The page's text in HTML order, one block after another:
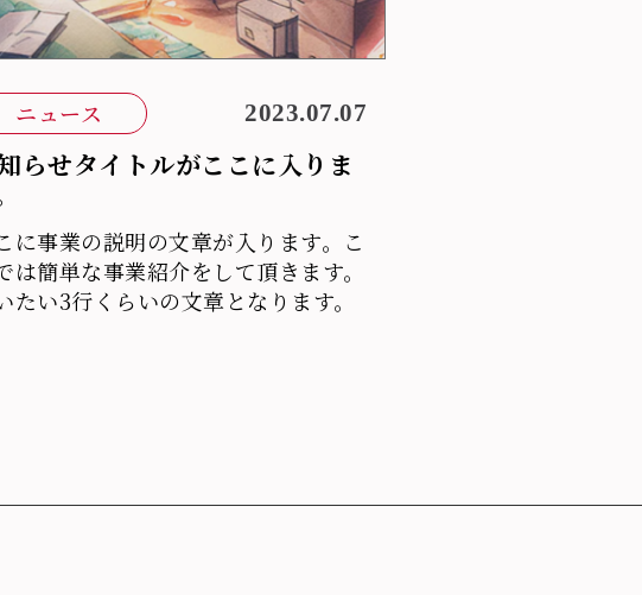
ニュース 2023.07.07
らせタイトルがここに入りま
に事業の説明の文章が入ります。こ
は簡単な事業紹介をして頂きます。
たい3行くらいの文章となります。